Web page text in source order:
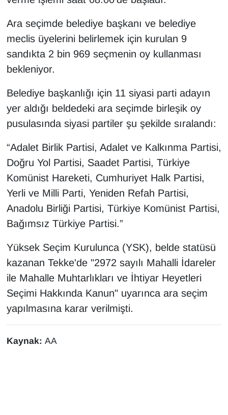
Ara seçimde belediye başkanı ve belediye
meclis üyelerini belirlemek için kurulan 9
sandıkta 2 bin 969 seçmenin oy kullanması
bekleniyor.
Belediye başkanlığı için 11 siyasi parti adayın
yer aldığı beldedeki ara seçimde birleşik oy
pusulasında siyasi partiler şu şekilde sıralandı:
“Adalet Birlik Partisi, Adalet ve Kalkınma Partisi,
Doğru Yol Partisi, Saadet Partisi, Türkiye
Komünist Hareketi, Cumhuriyet Halk Partisi,
Yerli ve Milli Parti, Yeniden Refah Partisi,
Anadolu Birliği Partisi, Türkiye Komünist Partisi,
Bağımsız Türkiye Partisi.”
Yüksek Seçim Kurulunca (YSK), belde statüsü
kazanan Tekke'de "2972 sayılı Mahalli İdareler
ile Mahalle Muhtarlıkları ve İhtiyar Heyetleri
Seçimi Hakkında Kanun" uyarınca ara seçim
yapılmasına karar verilmişti.
Kaynak: AA